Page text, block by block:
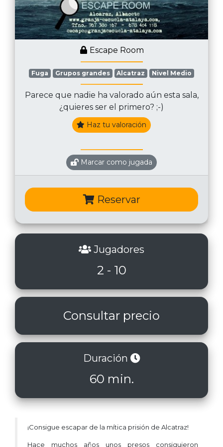
Escape Room
Fuga Grupos grandes Alcatraz Nivel Medio
Parece que nadie ha valorado aún esta sala,
¿quieres ser el primero? ;-)
Haz tu valoración
Marcar como jugada
Reservar
Jugadores
2 - 10
Consultar precio
Duración
60 min.
¡Consigue escapar de la mítica prisión de Alcatraz!
Hace muchos años unos presos consiguieron